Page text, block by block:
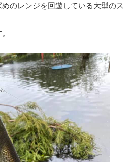
のレンジを回遊している大型のス